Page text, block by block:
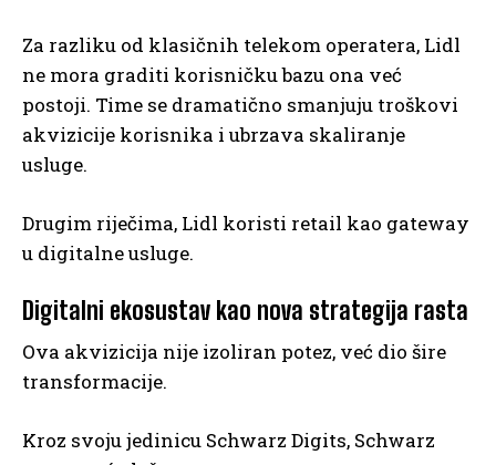
Za razliku od klasičnih telekom operatera, Lidl
ne mora graditi korisničku bazu ona već
postoji. Time se dramatično smanjuju troškovi
akvizicije korisnika i ubrzava skaliranje
usluge.
Drugim riječima, Lidl koristi retail kao gateway
u digitalne usluge.
Digitalni ekosustav kao nova strategija rasta
Ova akvizicija nije izoliran potez, već dio šire
transformacije.
Kroz svoju jedinicu Schwarz Digits, Schwarz